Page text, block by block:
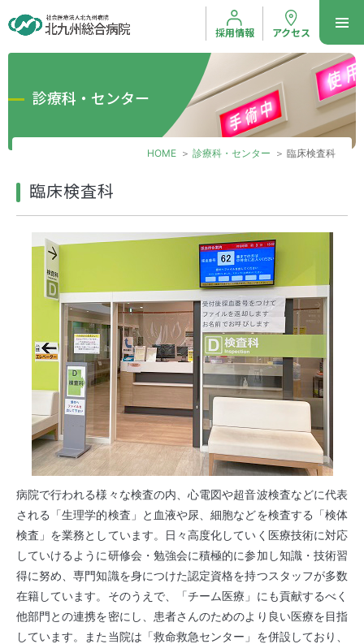
採用情報 アクセス
診療科・センター
HOME 診療科・センター 臨床検査科
臨床検査科
病院で行われる様々な検査の内、心電図や超音波検査などに代表
される「生理学的検査」と血液や尿、細胞などを検査する「検体
検査」を業務としています。日々高度化していく医療技術に対応
していけるように研修会・勉強会に積極的に参加し知識・技術習
得に努め、専門知識を身につけた認定資格を持つスタッフが多数
在籍しています。そのうえで、「チーム医療」にも貢献するべく
他部門との連携を密にし、患者さんのためのより良い医療を目指
しています。また当院は「救命救急センター」を併設しており、